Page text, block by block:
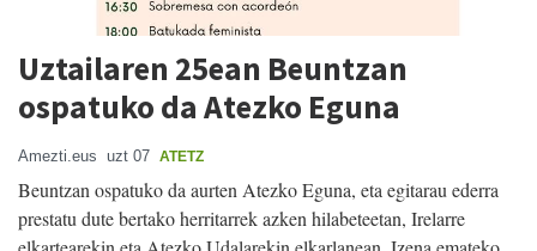
Uztailaren 25ean Beuntzan
ospatuko da Atezko Eguna
Amezti.eus uzt 07 ATETZ
Beuntzan ospatuko da aurten Atezko Eguna, eta egitarau ederra
prestatu dute bertako herritarrek azken hilabeteetan, Irelarre